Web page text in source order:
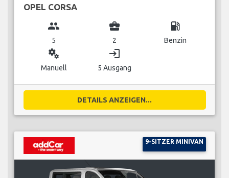
OPEL CORSA
group
5
business_center
2
local_gas_station
Benzin
miscellaneous_services
Manuell
login
5 Ausgang
DETAILS ANZEIGEN...
9-SITZER MINIVAN